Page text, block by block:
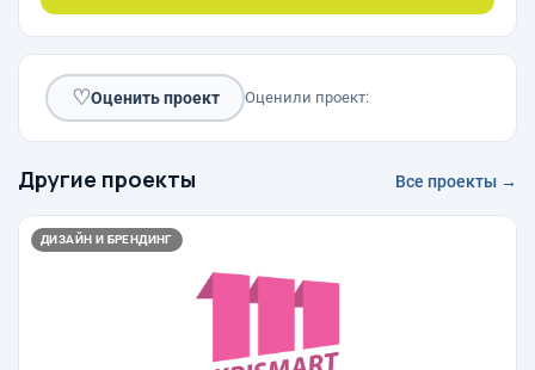
♡Оценить проект Оценили проект:
Другие проекты Все проекты →
ДИЗАЙН И БРЕНДИНГ